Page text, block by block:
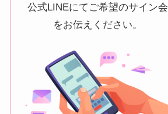
公式LINEにてご希望のサイン会
をお伝えください。